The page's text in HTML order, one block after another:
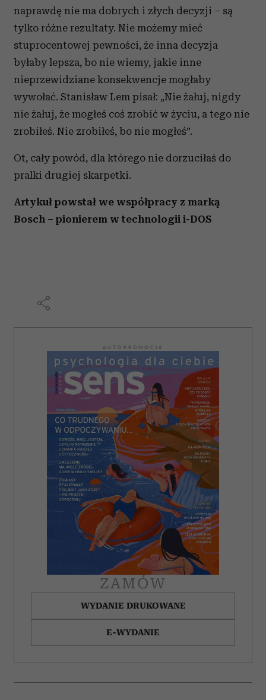
naprawdę nie ma dobrych i złych decyzji – są
tylko różne rezultaty. Nie możemy mieć
stuprocentowej pewności, że inna decyzja
byłaby lepsza, bo nie wiemy, jakie inne
nieprzewidziane konsekwencje mogłaby
wywołać. Stanisław Lem pisał: „Nie żałuj, nigdy
nie żałuj, że mogłeś coś zrobić w życiu, a tego nie
zrobiłeś. Nie zrobiłeś, bo nie mogłeś”.
Ot, cały powód, dla którego nie dorzuciłaś do
pralki drugiej skarpetki.
Artykuł powstał we współpracy z marką
Bosch – pionierem w technologii i-DOS
AUTOPROMOCJA
ZAMÓW
WYDANIE DRUKOWANE
E-WYDANIE